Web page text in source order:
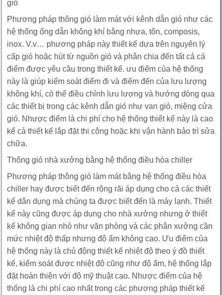
gió
Phương pháp thông gió làm mát với kênh dẫn gió như các
hệ thống ống dẫn không khí bằng nhựa, tôn, composis,
inox. V.v… phương pháp này thiết kế dựa trên nguyên lý
cấp gió hoặc hút từ nguồn gió và phân chia đến tất cả cá
điểm được yêu cầu trong thiết kế. ưu điểm của hệ thống
này là giúp kiểm soát điểm đi và điểm đến của lưu lượng
không khí, có thể điều chỉnh lưu lượng và hướng dòng qua
các thiết bị trong các kênh dẫn gió như van gió, miệng cửa
gió. Nhược điểm là chi phí cho hệ thống thiết kế này là cao
kể cả thiết kế lắp đặt thi công hoặc khi vận hành bảo trì sửa
chữa.
Thông gió nhà xưởng bằng hệ thống điều hòa chiller
Phương pháp thông gió làm mát bằng hệ thống điều hòa
chiller hay được biết đến rộng rãi áp dụng cho cả các thiết
kế dân dụng mà chúng ta được biết đến là máy lạnh. Thiết
kế này cũng được áp dụng cho nhà xưởng nhưng ở thiết
kế không gian nhỏ như văn phòng và các phân xưởng cần
mức nhiệt độ thấp nhưng độ ẩm không cao. Ưu điểm của
hệ thống này là chủ động thiết kế nhiệt độ theo ý đồ thiết
kế, kiểm soát được nhiệt độ cũng như độ ẩm, hệ thống lắp
đặt hoàn thiện với độ mỹ thuật cao. Nhược điểm của hệ
thống là chi phí cao nhất trong các phương pháp thiết kế